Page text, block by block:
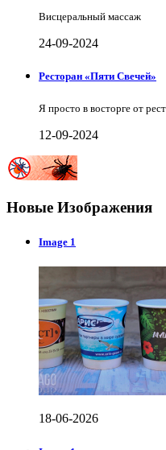
Висцеральный массаж
24-09-2024
Ресторан «Пяти Свечей»
Я просто в восторге от
12-09-2024
Новые Изображения
Image 1
18-06-2026